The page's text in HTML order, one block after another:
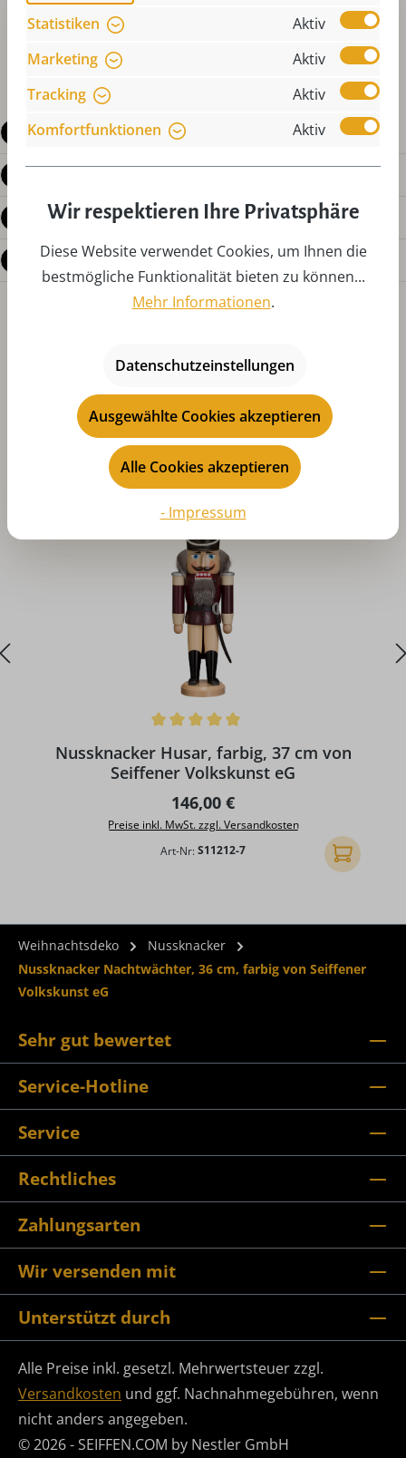
Beschreibung
Bewertungen
Fragen zum Produkt
Produktgalerie überspringen
Das könnte Ihnen auch gefallen
Nussknacker Husar, farbig, 37 cm von
Seiffener Volkskunst eG
Regulärer Preis:
146,00 €
Preise inkl. MwSt. zzgl. Versandkosten
Art-Nr:S11212-7 In den
Weihnachtsdeko
Nussknacker
Nussknacker Nachtwächter, 36 cm, farbig von Seiffener
Volkskunst eG
Sehr gut bewertet
Service-Hotline
Service
Rechtliches
Zahlungsarten
Wir versenden mit
Unterstützt durch
Alle Preise inkl. gesetzl. Mehrwertsteuer zzgl.
Versandkosten und ggf. Nachnahmegebühren, wenn
nicht anders angegeben.
© 2026 - SEIFFEN.COM by Nestler GmbH
Statistiken
Aktiv
Marketing
Aktiv
Tracking
Aktiv
Komfortfunktionen
Aktiv
Wir respektieren Ihre Privatsphäre
Diese Website verwendet Cookies, um Ihnen die
bestmögliche Funktionalität bieten zu können...
Mehr Informationen.
Datenschutzeinstellungen
Ausgewählte Cookies akzeptieren
Alle Cookies akzeptieren
- Impressum